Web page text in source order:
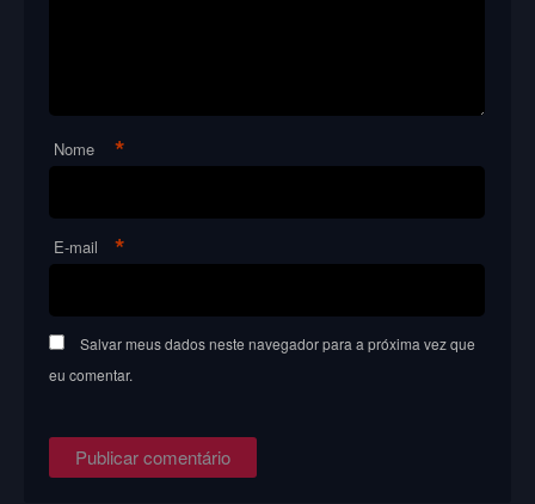
Nome *
E-mail *
Salvar meus dados neste navegador para a próxima vez que
eu comentar.